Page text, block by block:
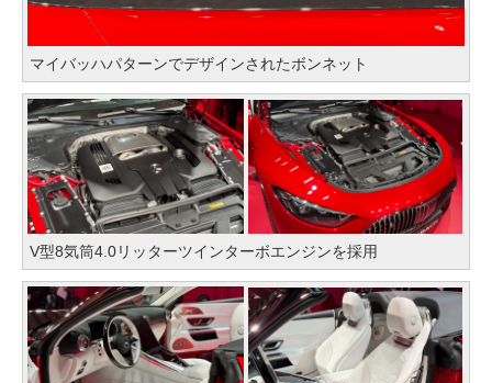
マイバッハパターンでデザインされたボンネット
V型8気筒4.0リッターツインターボエンジンを採用